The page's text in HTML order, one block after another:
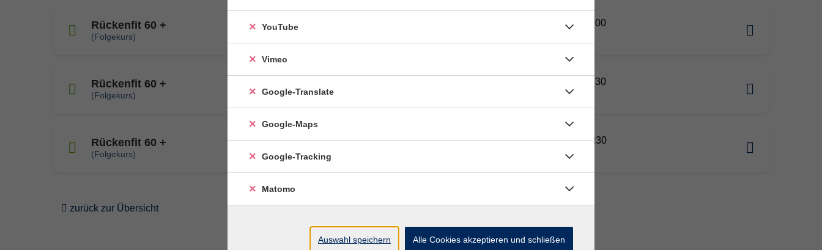
Rückenfit 60 +
(Folgekurs)
Di. 24.11.2026 09:00
Rückenfit 60 +
(Folgekurs)
Di. 24.11.2026 10:30
Rückenfit 60 +
(Folgekurs)
Mi. 25.11.2026 17:30
zurück zur Übersicht
YouTube
Vimeo
Google-Translate
Google-Maps
Google-Tracking
Matomo
Auswahl speichern Alle Cookies akzeptieren und schließen